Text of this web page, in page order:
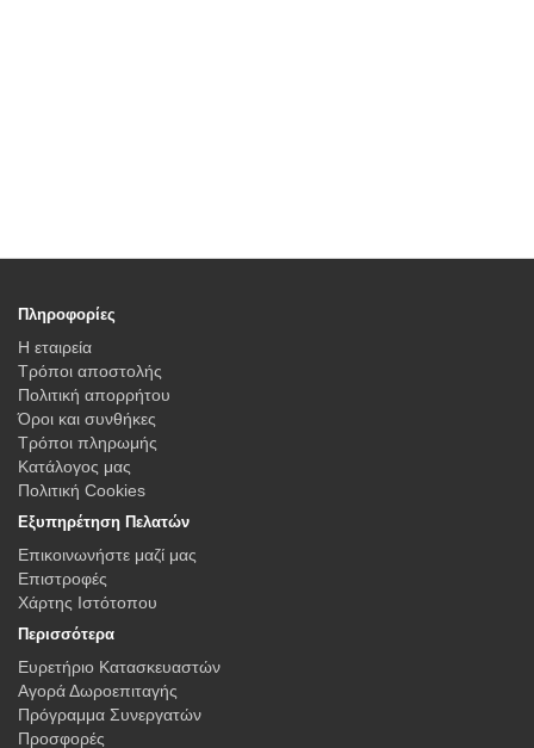
Πληροφορίες
Η εταιρεία
Τρόποι αποστολής
Πολιτική απορρήτου
Όροι και συνθήκες
Τρόποι πληρωμής
Κατάλογος μας
Πολιτική Cookies
Εξυπηρέτηση Πελατών
Επικοινωνήστε μαζί μας
Επιστροφές
Χάρτης Ιστότοπου
Περισσότερα
Ευρετήριο Κατασκευαστών
Αγορά Δωροεπιταγής
Πρόγραμμα Συνεργατών
Προσφορές